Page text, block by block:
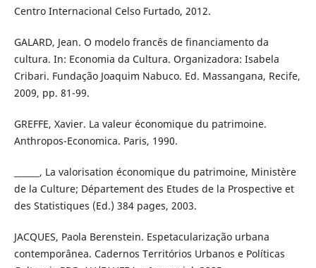
Centro Internacional Celso Furtado, 2012.
GALARD, Jean. O modelo francês de financiamento da
cultura. In: Economia da Cultura. Organizadora: Isabela
Cribari. Fundação Joaquim Nabuco. Ed. Massangana, Recife,
2009, pp. 81-99.
GREFFE, Xavier. La valeur économique du patrimoine.
Anthropos-Economica. Paris, 1990.
______, La valorisation économique du patrimoine, Ministère
de la Culture; Département des Etudes de la Prospective et
des Statistiques (Ed.) 384 pages, 2003.
JACQUES, Paola Berenstein. Espetacularização urbana
contemporânea. Cadernos Territórios Urbanos e Políticas